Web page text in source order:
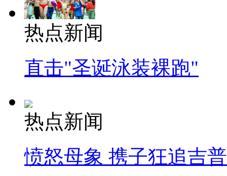
热点新闻
直击"圣诞泳装裸跑"
热点新闻
愤怒母象 携子狂追吉